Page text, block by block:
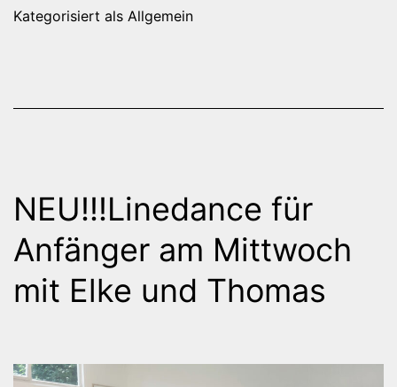
Kategorisiert als Allgemein
NEU!!!Linedance für
Anfänger am Mittwoch
mit Elke und Thomas